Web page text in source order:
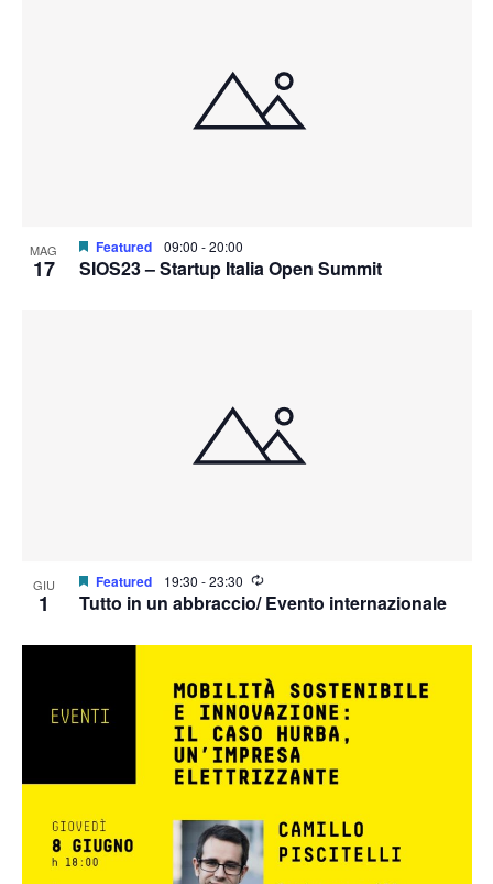
MAG
17
Featured 09:00 -20:00
SIOS23 – Startup Italia Open Summit
GIU
1
Featured 19:30 -23:30
Tutto in un abbraccio/ Evento internazionale